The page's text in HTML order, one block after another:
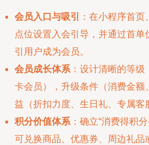
会员入口与吸引
：在小程序首
点位设置入会引导，并通过首
引用户成为会员。
会员成长体系 ：设计清晰的等
卡会员），升级条件（消费金
益（折扣力度、生日礼、专属客
积分价值体系 ：确立“消费得积
可兑换商品、优惠券、周边礼